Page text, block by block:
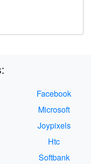
Facebook
Microsoft
Joypixels
Htc
Softbank